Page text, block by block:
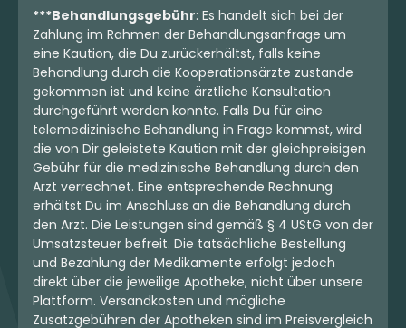
***Behandlungsgebühr: Es handelt sich bei der
Zahlung im Rahmen der Behandlungsanfrage um
eine Kaution, die Du zurückerhältst, falls keine
Behandlung durch die Kooperationsärzte zustande
gekommen ist und keine ärztliche Konsultation
durchgeführt werden konnte. Falls Du für eine
telemedizinische Behandlung in Frage kommst, wird
die von Dir geleistete Kaution mit der gleichpreisigen
Gebühr für die medizinische Behandlung durch den
Arzt verrechnet. Eine entsprechende Rechnung
erhältst Du im Anschluss an die Behandlung durch
den Arzt. Die Leistungen sind gemäß § 4 UStG von der
Umsatzsteuer befreit. Die tatsächliche Bestellung
und Bezahlung der Medikamente erfolgt jedoch
direkt über die jeweilige Apotheke, nicht über unsere
Plattform. Versandkosten und mögliche
Zusatzgebühren der Apotheken sind im Preisvergleich